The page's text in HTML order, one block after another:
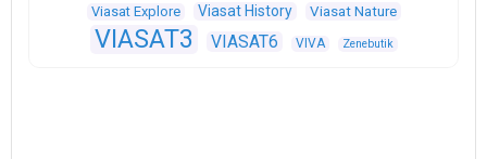
Viasat Explore Viasat History Viasat Nature
VIASAT3 VIASAT6 VIVA Zenebutik